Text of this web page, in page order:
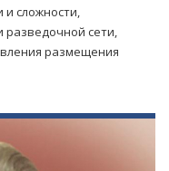
и сложности,
разведочной сети,
размещения